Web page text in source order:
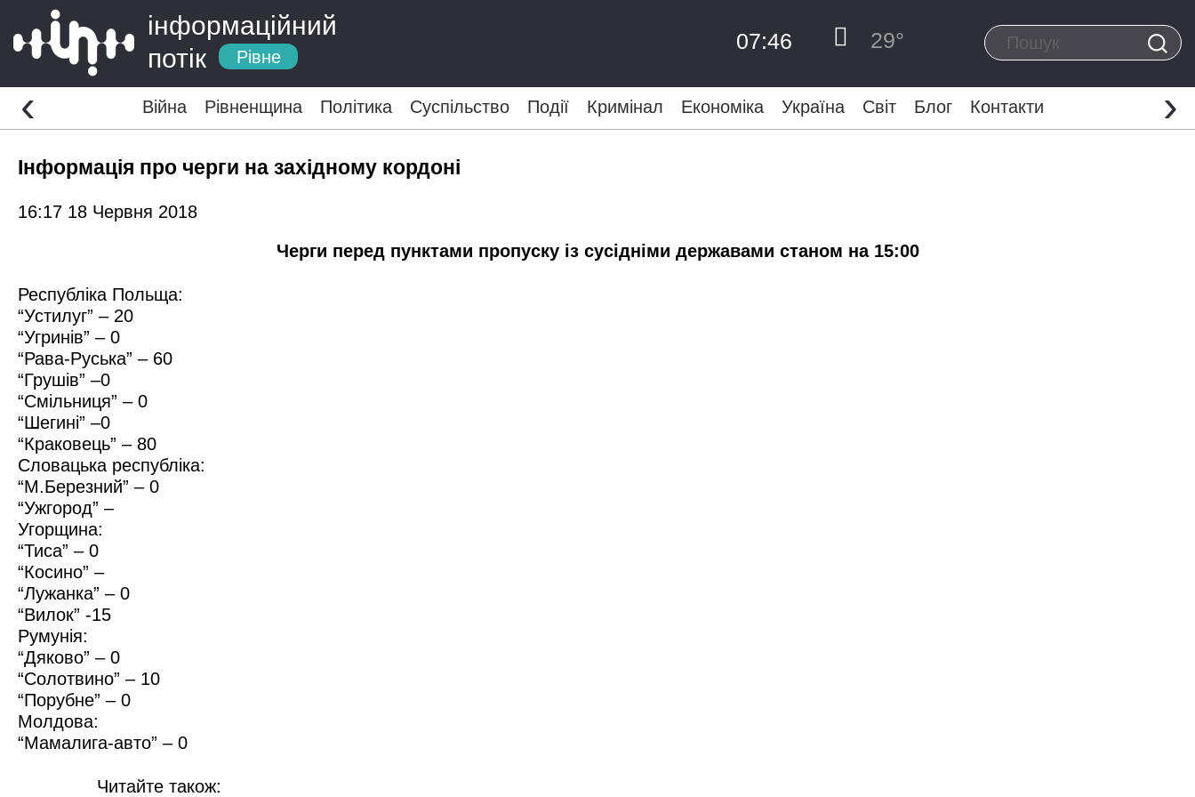
інформаційний
потік
Рівне
07:46 29°
Війна Рівненщина Політика Суспільство Події Кримінал Економіка Україна Світ Блог Контакти
‹ ›
Інформація про черги на західному кордоні
16:17 18 Червня 2018
Черги перед пунктами пропуску із сусідніми державами станом на 15:00
Республіка Польща:
“Устилуг” – 20
“Угринів” – 0
“Рава-Руська” – 60
“Грушів” –0
“Смільниця” – 0
“Шегині” –0
“Краковець” – 80
Словацька республіка:
“М.Березний” – 0
“Ужгород” –
Угорщина:
“Тиса” – 0
“Косино” –
“Лужанка” – 0
“Вилок” -15
Румунія:
“Дяково” – 0
“Солотвино” – 10
“Порубне” – 0
Молдова:
“Мамалига-авто” – 0
Читайте також: